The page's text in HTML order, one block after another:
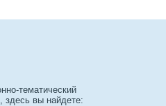
тематический
здесь вы найдете: